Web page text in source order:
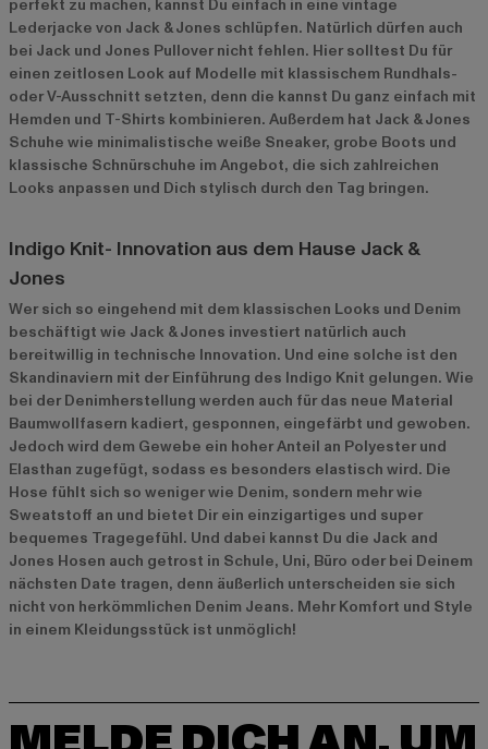
perfekt zu machen, kannst Du einfach in eine vintage
Lederjacke von Jack & Jones schlüpfen. Natürlich dürfen auch
bei Jack und Jones Pullover nicht fehlen. Hier solltest Du für
einen zeitlosen Look auf Modelle mit klassischem Rundhals-
oder V-Ausschnitt setzten, denn die kannst Du ganz einfach mit
Hemden und T-Shirts kombinieren. Außerdem hat Jack & Jones
Schuhe wie minimalistische weiße Sneaker, grobe Boots und
klassische Schnürschuhe im Angebot, die sich zahlreichen
Looks anpassen und Dich stylisch durch den Tag bringen.
Indigo Knit- Innovation aus dem Hause Jack &
Jones
Wer sich so eingehend mit dem klassischen Looks und Denim
beschäftigt wie Jack & Jones investiert natürlich auch
bereitwillig in technische Innovation. Und eine solche ist den
Skandinaviern mit der Einführung des Indigo Knit gelungen. Wie
bei der Denimherstellung werden auch für das neue Material
Baumwollfasern kadiert, gesponnen, eingefärbt und gewoben.
Jedoch wird dem Gewebe ein hoher Anteil an Polyester und
Elasthan zugefügt, sodass es besonders elastisch wird. Die
Hose fühlt sich so weniger wie Denim, sondern mehr wie
Sweatstoff an und bietet Dir ein einzigartiges und super
bequemes Tragegefühl. Und dabei kannst Du die Jack and
Jones Hosen auch getrost in Schule, Uni, Büro oder bei Deinem
nächsten Date tragen, denn äußerlich unterscheiden sie sich
nicht von herkömmlichen Denim Jeans. Mehr Komfort und Style
in einem Kleidungsstück ist unmöglich!